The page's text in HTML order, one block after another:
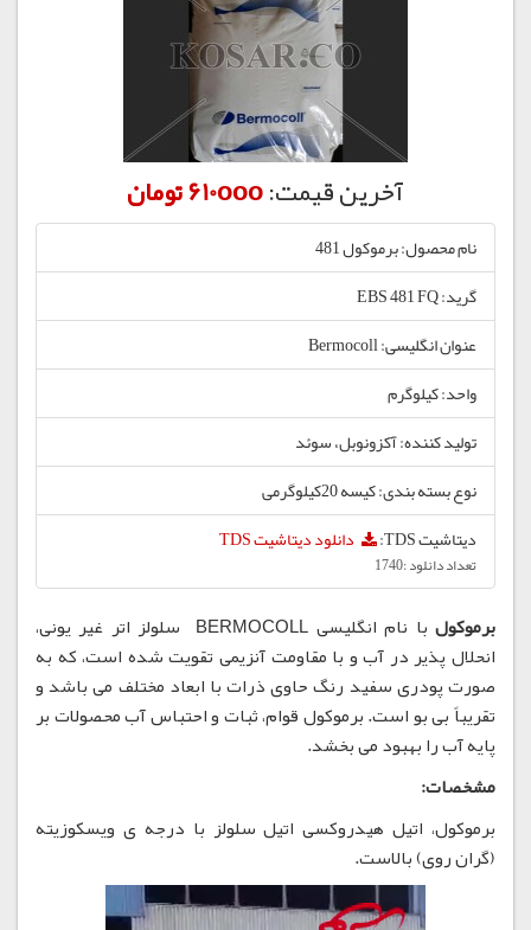
آخرین قیمت:610ooo تومان
نام محصول: برموکول 481
گرید: EBS 481 FQ
عنوان انگلیسی: Bermocoll
واحد: کیلوگرم
تولید کننده: آکزونوبل، سوئد
نوع بسته بندی: کیسه 20کیلوگرمی
دیتاشیت TDS:
دانلود دیتاشیت TDS
تعداد دانلود :1740
برموکول
با نام انگلیسی BERMOCOLL سلولز اتر غیر یونی،
انحلال پذیر در آب و با مقاومت آنزیمی تقویت شده است، که به
صورت پودری سفید رنگ حاوی ذرات با ابعاد مختلف می باشد و
تقریباً بی بو است. برموکول قوام، ثبات و احتباس آب محصولات بر
پایه آب را بهبود می بخشد.
مشخصات:
برموکول، اتیل هیدروکسی اتیل سلولز با درجه ی ویسکوزیته
(گران روی) بالاست.